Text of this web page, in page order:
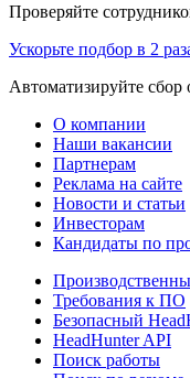
Проверяйте
Ускорьте подбор в 2
Автоматизируйте сбор
О компании
Наши вакансии
Партнерам
Реклама на сайте
Новости и статьи
Инвесторам
Кандидаты по
Требования к ПО
Безопасный
HeadHunter API
Поиск работы